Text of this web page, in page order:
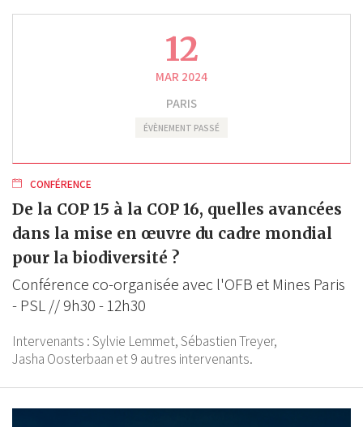
12
MAR 2024
PARIS
ÉVÈNEMENT PASSÉ
CONFÉRENCE
De la COP 15 à la COP 16, quelles avancées
dans la mise en œuvre du cadre mondial
pour la biodiversité ?
Conférence co-organisée avec l'OFB et Mines Paris
- PSL // 9h30 - 12h30
Intervenants :Sylvie Lemmet,Sébastien Treyer,
Jasha Oosterbaan et 9 autres intervenants.